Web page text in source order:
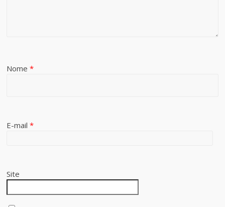
Nome*
E-mail*
Site